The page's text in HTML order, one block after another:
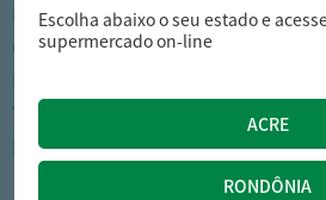
Nossas lojas
Cartão Arasuper
Trabalhe Conosco
Portal do colaborador
Como
Escolha abaixo o seu estado e
supermercado on-line